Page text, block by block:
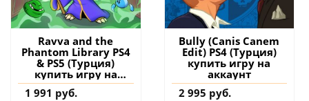
Ravva and the
Phantom Library PS4
& PS5 (Турция)
купить игру на
аккаунт
1 991 руб.
Bully (Canis Canem
Edit) PS4 (Турция)
купить игру на
аккаунт
2 995 руб.